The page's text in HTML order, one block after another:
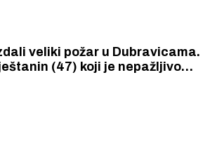
veliki požar u Dubravicama.
(47) koji je nepažljivo
i 10 vatrogasnih vozila.